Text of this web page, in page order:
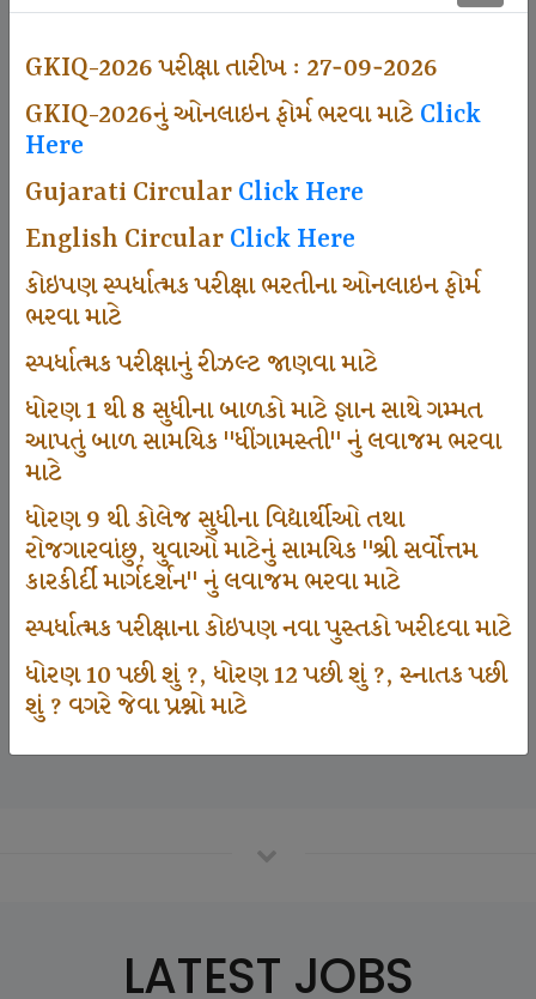
GKIQ-2026 પરીક્ષા તારીખ : 27-09-2026
GKIQ-2026નું ઓનલાઇન ફોર્મ ભરવા માટેClick
Here
Gujarati CircularClick Here
English CircularClick Here
કોઇપણ સ્પર્ધાત્મક પરીક્ષા ભરતીના ઓનલાઇન ફોર્મ
ભરવા માટે
સ્પર્ધાત્મક પરીક્ષાનું રીઝલ્ટ જાણવા માટે
ધોરણ 1 થી 8 સુધીના બાળકો માટે જ્ઞાન સાથે ગમ્મત
આપતું બાળ સામયિક "ધીંગામસ્તી" નું લવાજમ ભરવા
માટે
ધોરણ 9 થી કોલેજ સુધીના વિદ્યાર્થીઓ તથા
રોજગારવાંછુ, યુવાઓ માટેનું સામયિક "શ્રી સર્વોત્તમ
કારકીર્દી માર્ગદર્શન" નું લવાજમ ભરવા માટે
સ્પર્ધાત્મક પરીક્ષાના કોઇપણ નવા પુસ્તકો ખરીદવા માટે
ધોરણ 10 પછી શું ?, ધોરણ 12 પછી શું ?, સ્નાતક પછી
શું ? વગરે જેવા પ્રશ્નો માટે
501
Dhingamasti Subscription
671
1000
Participate School In GKIQ
125000
LATEST JOBS